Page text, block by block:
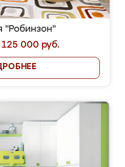
"Робинзон"
125 000 руб.